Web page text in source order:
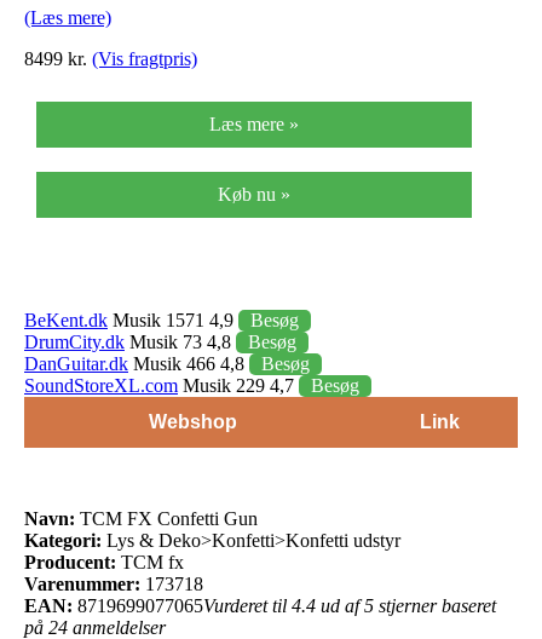
(Læs mere)
8499 kr. (Vis fragtpris)
Læs mere »
Køb nu »
BeKent.dk Musik 1571 4,9
Besøg
DrumCity.dk Musik 73 4,8
Besøg
DanGuitar.dk Musik 466 4,8
Besøg
SoundStoreXL.com Musik 229 4,7
Besøg
Webshop
Link
Navn: TCM FX Confetti Gun
Kategori: Lys & Deko>Konfetti>Konfetti udstyr
Producent: TCM fx
Varenummer: 173718
EAN: 8719699077065Vurderet til 4.4 ud af 5 stjerner baseret
på 24 anmeldelser